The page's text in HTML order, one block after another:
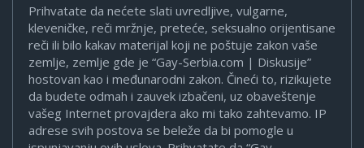
Prihvatate da nećete slati uvredljive, vulgarne,
kleveničke, reči mržnje, preteće, seksualno orijentisane
reči ili bilo kakav materijal koji ne poštuje zakon vaše
zemlje, zemlje gde je “Gay-Serbia.com | Diskusije”
hostovan kao i međunarodni zakon. Čineći to, rizikujete
da budete odmah i zauvek izbačeni, uz obaveštenje
vašeg Internet provajdera ako mi tako zahtevamo. IP
adrese svih postova se beleže da bi pomogle u